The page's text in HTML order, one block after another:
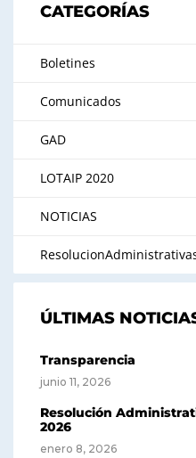
CATEGORÍAS
Boletines
Comunicados
GAD
LOTAIP 2020
NOTICIAS
ÚLTIMAS
Transparencia
junio 11, 2026
Resolución
2026
enero 8, 2026